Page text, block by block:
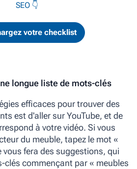
SEO 👇
votre checklist
longue liste de mots-clés
efficaces pour trouver des
est d'aller sur YouTube, et de
à votre vidéo. Si vous
du meuble, tapez le mot «
vous fera des suggestions, qui
clés commençant par « meubles